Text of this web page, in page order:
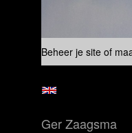
Beheer je site of
Ger Zaagsma